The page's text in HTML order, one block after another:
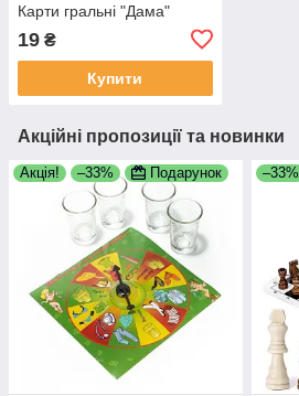
Карти гральні "Дама"
19 ₴
Купити
Акційні пропозиції та новинки
Акція! –33% Подарунок –33%